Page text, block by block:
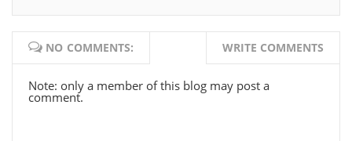
NO COMMENTS: WRITE COMMENTS
Note: only a member of this blog may post a
comment.